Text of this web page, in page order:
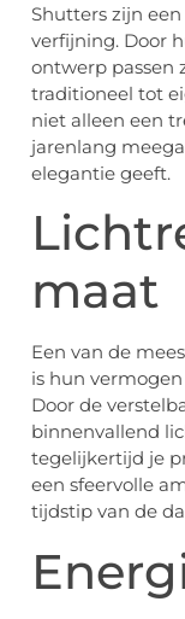
Shutters zijn
verfijning. Door
ontwerp passen
traditioneel tot
niet alleen een
jarenlang
elegantie geeft.
maat
Een van de
is hun
Door de
binnenvallend
tegelijkertijd je
een sfeervolle
tijdstip van de